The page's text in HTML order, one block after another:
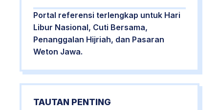
Portal referensi terlengkap untuk Hari
Libur Nasional, Cuti Bersama,
Penanggalan Hijriah, dan Pasaran
Weton Jawa.
TAUTAN PENTING